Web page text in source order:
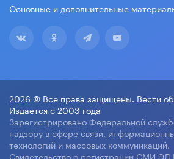
Основные и дополнительные
2026 © Все права защищены. Вести
Издается с 2003 года
Зарегистрировано Федеральной
надзору в сфере связи,
технологий и массовых коммуникаций.
Свидетельство о регистрации СМИ